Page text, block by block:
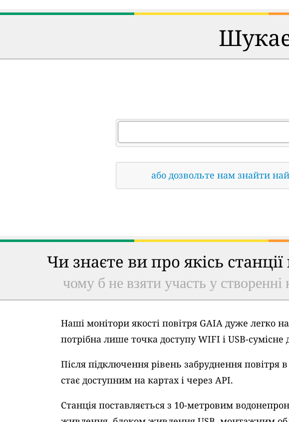
або дозвольте нам знайти
Чи знаєте ви про якісь
чому б не взяти участь у створенні
Наші монітори якості повітря GAIA дуже легко
потрібна лише точка доступу WIFI і USB-
Після підключення рівень забруднення повітря
стає доступним на картах і через API.
Станція поставляється з 10-метровим